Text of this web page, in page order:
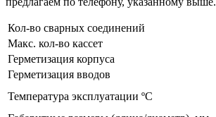
Кол-во сварных соединений
Макс. кол-во кассет
Герметизация корпуса
Герметизация вводов
Температура эксплуатации ºС